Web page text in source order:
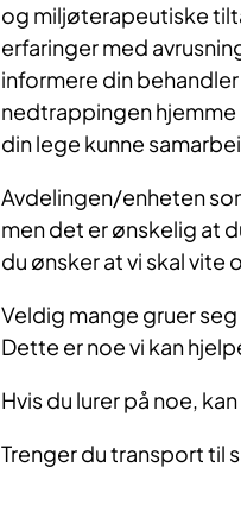
og miljøterapeutiske
erfaringer med
informere din
nedtrappingen
din lege kunne
Avdelingen/enheten
men det er ønskelig at
du ønsker at vi skal vite
Veldig mange gruer
Dette er noe vi kan
Hvis du lurer på noe,
Trenger du transport til